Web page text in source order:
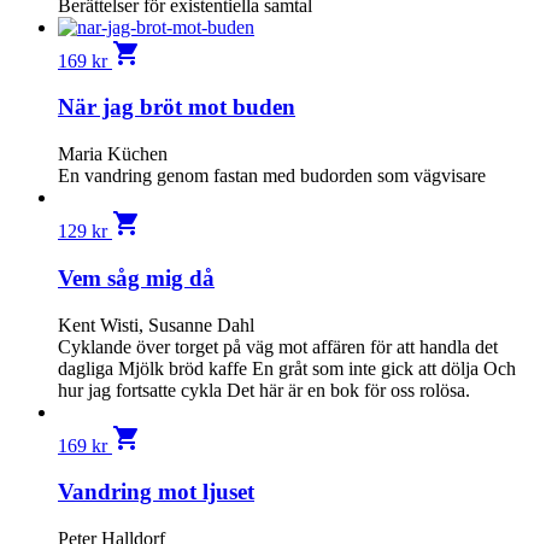
Berättelser för existentiella samtal
169 kr shopping_cart
När jag bröt mot buden
Maria Küchen
En vandring genom fastan med budorden som vägvisare
129 kr shopping_cart
Vem såg mig då
Kent Wisti, Susanne Dahl
Cyklande över torget på väg mot affären för att handla det
dagliga Mjölk bröd kaffe En gråt som inte gick att dölja Och
hur jag fortsatte cykla Det här är en bok för oss rolösa.
169 kr shopping_cart
Vandring mot ljuset
Peter Halldorf